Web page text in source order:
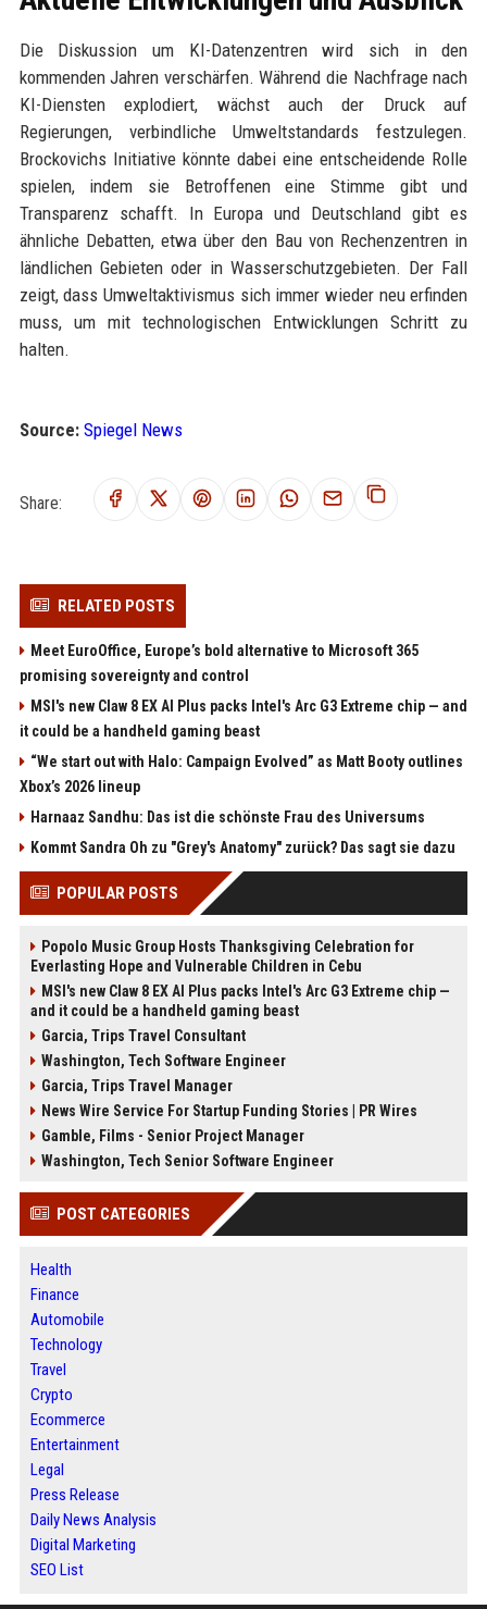
Die Diskussion um KI-Datenzentren wird sich in den
kommenden Jahren verschärfen. Während die Nachfrage nach
KI-Diensten explodiert, wächst auch der Druck auf
Regierungen, verbindliche Umweltstandards festzulegen.
Brockovichs Initiative könnte dabei eine entscheidende Rolle
spielen, indem sie Betroffenen eine Stimme gibt und
Transparenz schafft. In Europa und Deutschland gibt es
ähnliche Debatten, etwa über den Bau von Rechenzentren in
ländlichen Gebieten oder in Wasserschutzgebieten. Der Fall
zeigt, dass Umweltaktivismus sich immer wieder neu erfinden
muss, um mit technologischen Entwicklungen Schritt zu
halten.
Source: Spiegel News
Share:
RELATED POSTS
Meet EuroOffice, Europe’s bold alternative to Microsoft 365
promising sovereignty and control
MSI's new Claw 8 EX AI Plus packs Intel's Arc G3 Extreme chip — and
it could be a handheld gaming beast
“We start out with Halo: Campaign Evolved” as Matt Booty outlines
Xbox’s 2026 lineup
Harnaaz Sandhu: Das ist die schönste Frau des Universums
Kommt Sandra Oh zu "Grey's Anatomy" zurück? Das sagt sie dazu
POPULAR POSTS
Popolo Music Group Hosts Thanksgiving Celebration for
Everlasting Hope and Vulnerable Children in Cebu
MSI's new Claw 8 EX AI Plus packs Intel's Arc G3 Extreme chip —
and it could be a handheld gaming beast
Garcia, Trips Travel Consultant
Washington, Tech Software Engineer
Garcia, Trips Travel Manager
News Wire Service For Startup Funding Stories | PR Wires
Gamble, Films - Senior Project Manager
Washington, Tech Senior Software Engineer
POST CATEGORIES
Health
Finance
Automobile
Technology
Travel
Crypto
Ecommerce
Entertainment
Legal
Press Release
Daily News Analysis
Digital Marketing
SEO List